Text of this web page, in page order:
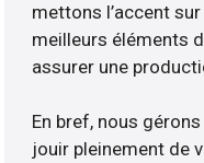
mettons l’accent
meilleurs éléments
assurer une
En bref, nous
jouir pleinement de